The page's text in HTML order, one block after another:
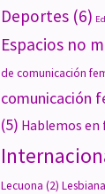
Deportes (6)
Espacios no
de comunicación
comunicación
(5) Hablemos
Lecuona (2)